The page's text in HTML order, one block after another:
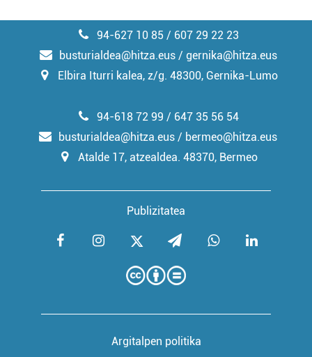
94-627 10 85 / 607 29 22 23
busturialdea@hitza.eus / gernika@hitza.eus
Elbira Iturri kalea, z/g. 48300, Gernika-Lumo
Publizitatea
94-618 72 99 / 647 35 56 54
busturialdea@hitza.eus / bermeo@hitza.eus
Atalde 17, atzealdea. 48370, Bermeo
Argitalpen politika